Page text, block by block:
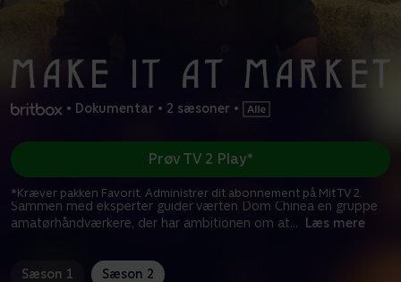
• Dokumentar • 2 sæsoner •
Sammen med eksperter guider værten Dom Chinea en gruppe
amatørhåndværkere, der har ambitionen om at... Læs mere
Prøv TV 2 Play*
*Kræver pakken Favorit. Administrer dit abonnement på Mit TV 2.
Sæson 1 Sæson 2